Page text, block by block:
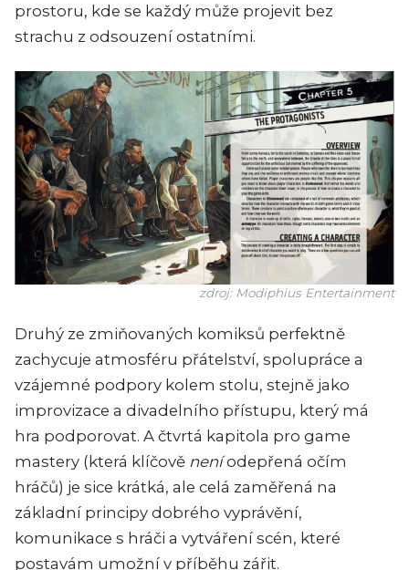
prostoru, kde se každý může projevit bez
strachu z odsouzení ostatními.
zdroj: Modiphius Entertainment
Druhý ze zmiňovaných komiksů perfektně
zachycuje atmosféru přátelství, spolupráce a
vzájemné podpory kolem stolu, stejně jako
improvizace a divadelního přístupu, který má
hra podporovat. A čtvrtá kapitola pro game
mastery (která klíčově neníodepřená očím
hráčů) je sice krátká, ale celá zaměřená na
základní principy dobrého vyprávění,
komunikace s hráči a vytváření scén, které
postavám umožní v příběhu zářit.